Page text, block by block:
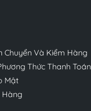
Chuyển Và Kiểm Hàng
Thức Thanh Toán
Mật
Hàng